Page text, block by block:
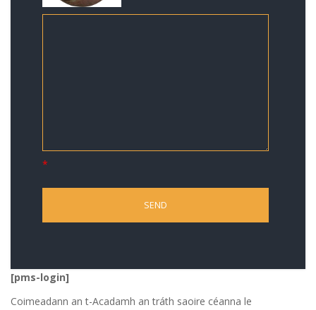
*
[pms-login]
Coimeadann an t-Acadamh an tráth saoire céanna le